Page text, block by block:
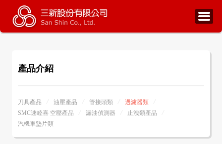
產品介紹
刀具產品 油壓產品 管接頭類
過濾器類
SMC速睦喜 空壓產品
漏油偵測器
止洩類產品
汽機車墊片類